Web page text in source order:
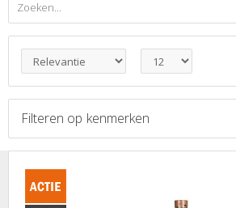
Filteren op kenmerken